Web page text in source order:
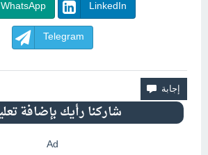
LinkedIn
WhatsApp
Telegram
Ad